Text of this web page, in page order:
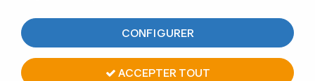
CONFIGURER
ACCEPTER TOUT